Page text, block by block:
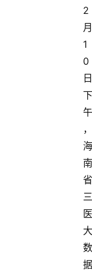
2
月
1
0
日
下
午
，
海
南
省
三
医
大
数
据